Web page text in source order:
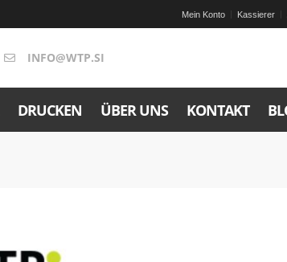
Mein Konto Kassierer
INFO@WTP.SI
DRUCKEN ÜBER UNS KONTAKT